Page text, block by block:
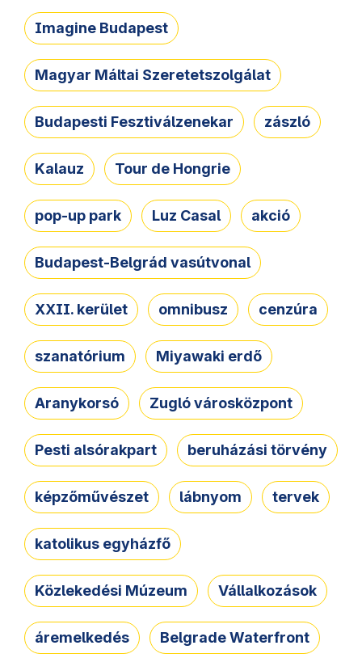
Imagine Budapest
Magyar Máltai Szeretetszolgálat
Budapesti Fesztiválzenekar zászló
Kalauz Tour de Hongrie
pop-up park Luz Casal akció
Budapest-Belgrád vasútvonal
XXII. kerület omnibusz cenzúra
szanatórium Miyawaki erdő
Aranykorsó Zugló városközpont
Pesti alsórakpart beruházási törvény
képzőművészet lábnyom tervek
katolikus egyházfő
Közlekedési Múzeum Vállalkozások
áremelkedés Belgrade Waterfront